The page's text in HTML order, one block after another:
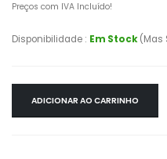
Preços com IVA Incluído!
Disponibilidade : Em Stock(Mas
ADICIONAR AO CARRINHO